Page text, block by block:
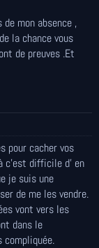
mon absence ,
la chance vous
de preuves .Et
pour cacher vos
c'est difficile d' en
je suis une
de me les vendre.
vont vers les
dans le
compliquée.